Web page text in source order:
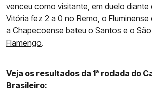
venceu como visitante, em duelo diante
Vitória fez 2 a 0 no Remo, o
a Chapecoense bateu o Santos e o
Flamengo.
Veja os resultados da 1ª rodada do
Brasileiro: